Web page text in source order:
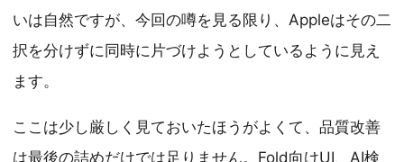
いは自然ですが、今回の噂を見る限り、Appleはその二
択を分けずに同時に片づけようとしているように見え
ます。
ここは少し厳しく見ておいたほうがよくて、品質改善
は最後の詰めだけでは足りません。Fold向けUI、AI検